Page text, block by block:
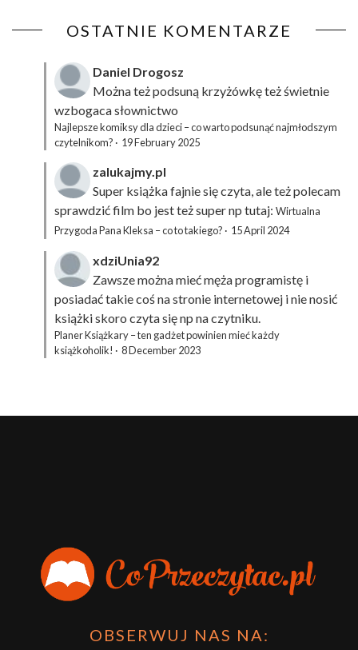
OSTATNIE KOMENTARZE
Daniel Drogosz
Można też podsuną krzyżówkęteż świetnie
wzbogaca słownictwo
Najlepsze komiksy dla dzieci – co warto podsunąć najmłodszym
czytelnikom? · 19 February 2025
zalukajmy.pl
Super książka fajnie się czyta, ale też polecam
sprawdzić film bo jest też super np tutaj: Wirtualna
Przygoda Pana Kleksa – co to takiego? · 15 April 2024
xdziUnia92
Zawsze można mieć męża programistę i
posiadać takie coś na stronie internetowej i nie nosić
książki skoro czyta się np na czytniku.
Planer Książkary – ten gadżet powinien mieć każdy
książkoholik! · 8 December 2023
OBSERWUJ NAS NA: